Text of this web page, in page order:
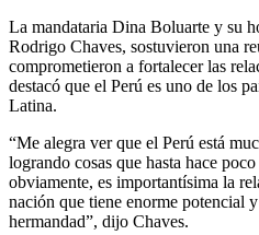
La mandataria Dina Boluarte y su
Rodrigo Chaves, sostuvieron una
comprometieron a fortalecer las
destacó que el Perú es uno de los
Latina.
“Me alegra ver que el Perú está
logrando cosas que hasta hace
obviamente, es importantísima la
nación que tiene enorme potencial
hermandad”, dijo Chaves.